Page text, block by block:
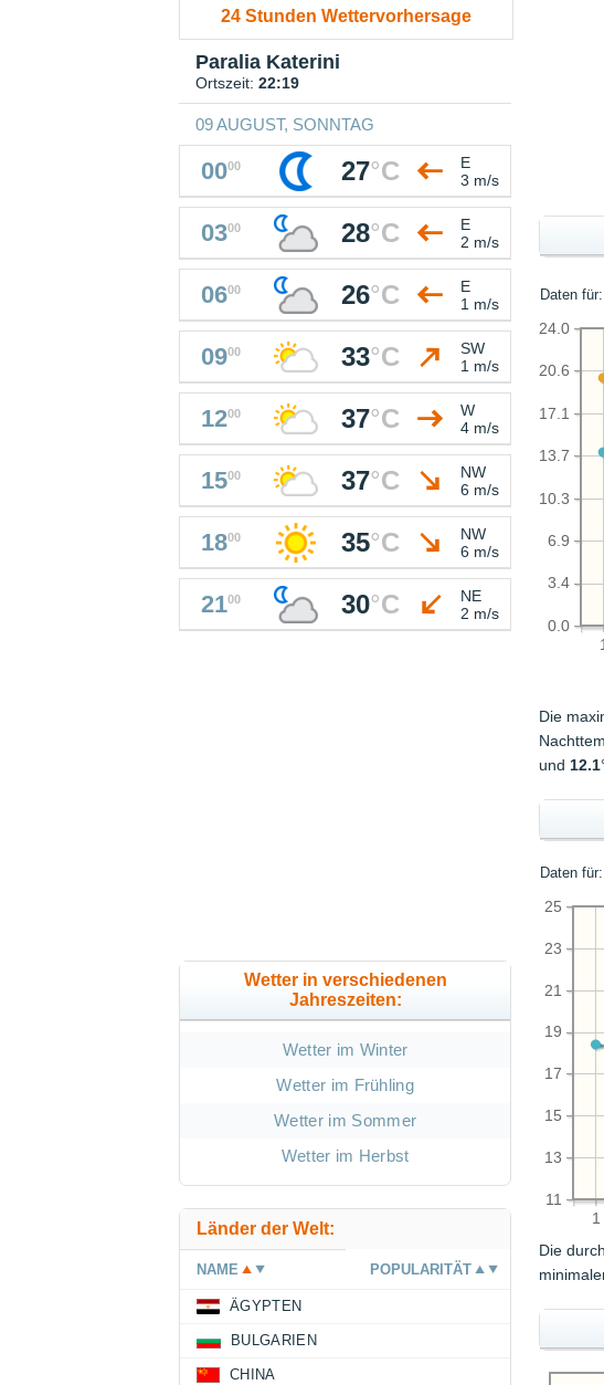
Daten für:
0.0
3.4
6.9
10.3
13.7
17.1
20.6
24.0
Die
und12.1
Daten für:
1
11
13
15
17
19
21
23
25
Die
24 Stunden Wettervorhersage
Paralia Katerini
Ortszeit: 22:19
09 AUGUST, SONNTAG
0000 27°C
E
3 m/s
0300 28°C
E
2 m/s
0600 26°C
E
1 m/s
0900 33°C
SW
1 m/s
1200 37°C
W
4 m/s
1500 37°C
NW
6 m/s
1800 35°C
NW
6 m/s
2100 30°C
NE
2 m/s
Wetter in verschiedenen
Jahreszeiten:
Wetter im Winter
Wetter im Frühling
Wetter im Sommer
Wetter im Herbst
Länder der Welt:
NAME POPULARITÄT
ÄGYPTEN
BULGARIEN
CHINA